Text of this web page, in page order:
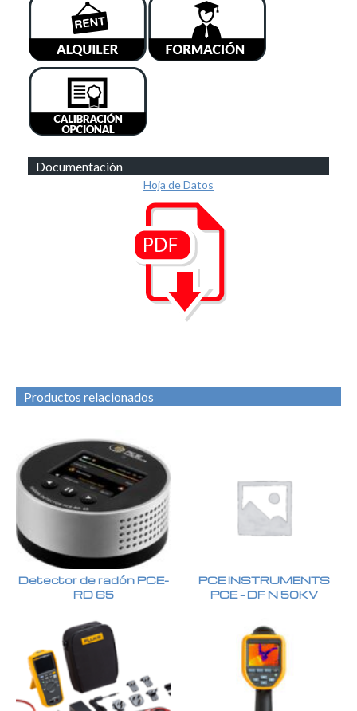
Documentación
Hoja de Datos
Productos relacionados
Detector de radón PCE-
RD 65
PCE INSTRUMENTS
PCE – DF N 50KV